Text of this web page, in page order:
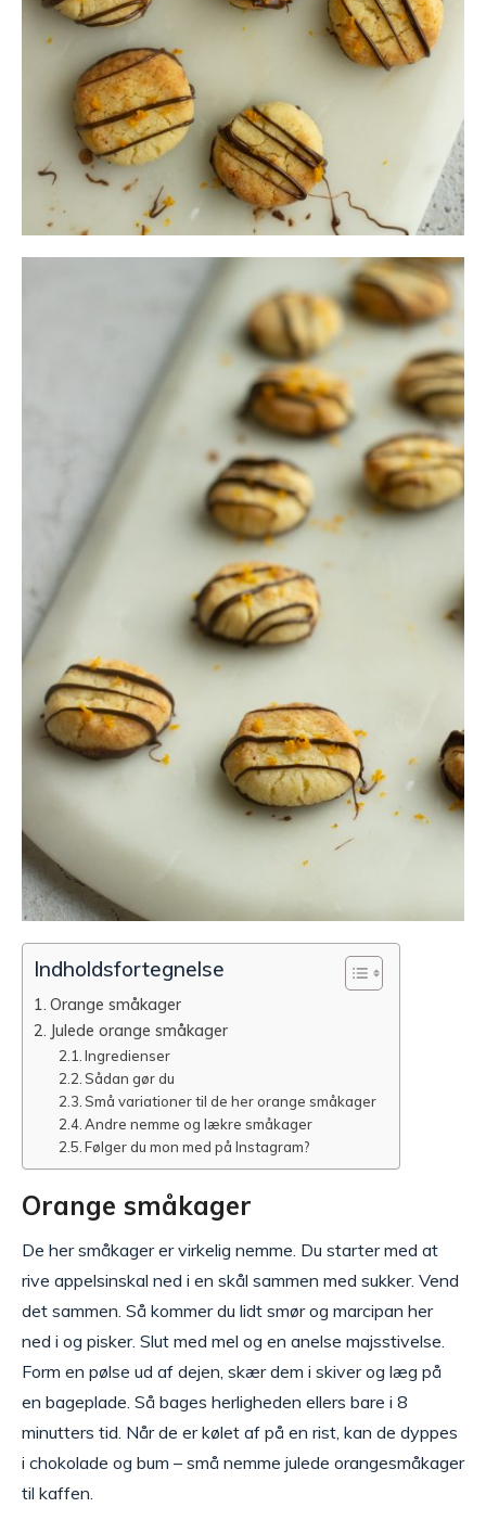
Indholdsfortegnelse
Orange småkager
Julede orange småkager
Ingredienser
Sådan gør du
Små variationer til de her orange småkager
Andre nemme og lækre småkager
Følger du mon med på Instagram?
Orange småkager
De her småkager er virkelig nemme. Du starter med at
rive appelsinskal ned i en skål sammen med sukker. Vend
det sammen. Så kommer du lidt smør og marcipan her
ned i og pisker. Slut med mel og en anelse majsstivelse.
Form en pølse ud af dejen, skær dem i skiver og læg på
en bageplade. Så bages herligheden ellers bare i 8
minutters tid. Når de er kølet af på en rist, kan de dyppes
i chokolade og bum – små nemme julede orangesmåkager
til kaffen.